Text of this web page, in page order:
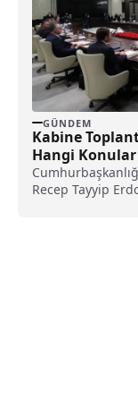
GÜNDEM
Kabine
Hangi
Recep Tayyip